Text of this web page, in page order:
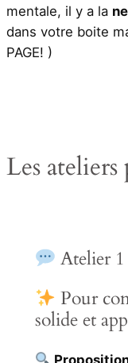
mentale, il y a la
dans votre boite
PAGE! )
Les ateliers
Atelier
Pour
solide et